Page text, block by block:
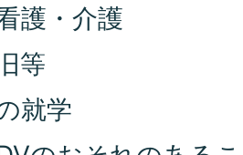
護・介護
等
就学